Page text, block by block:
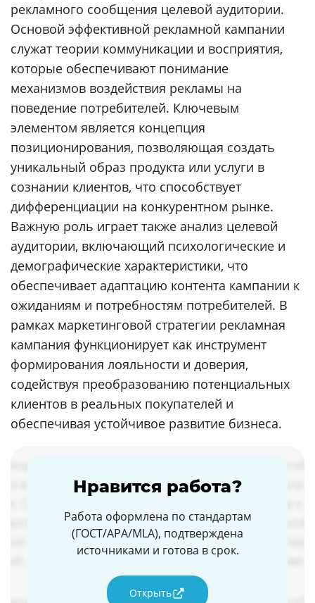
рекламного сообщения целевой аудитории.
Основой эффективной рекламной кампании
служат теории коммуникации и восприятия,
которые обеспечивают понимание
механизмов воздействия рекламы на
поведение потребителей. Ключевым
элементом является концепция
позиционирования, позволяющая создать
уникальный образ продукта или услуги в
сознании клиентов, что способствует
дифференциации на конкурентном рынке.
Важную роль играет также анализ целевой
аудитории, включающий психологические и
демографические характеристики, что
обеспечивает адаптацию контента кампании к
ожиданиям и потребностям потребителей. В
рамках маркетинговой стратегии рекламная
кампания функционирует как инструмент
формирования лояльности и доверия,
содействуя преобразованию потенциальных
клиентов в реальных покупателей и
обеспечивая устойчивое развитие бизнеса.
Нравится работа?
Работа оформлена по стандартам
(ГОСТ/APA/MLA), подтверждена
источниками и готова в срок.
Открыть